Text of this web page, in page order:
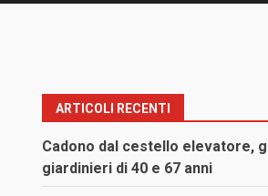
ARTICOLI RECENTI
Cadono dal cestello elevatore,
giardinieri di 40 e 67 anni